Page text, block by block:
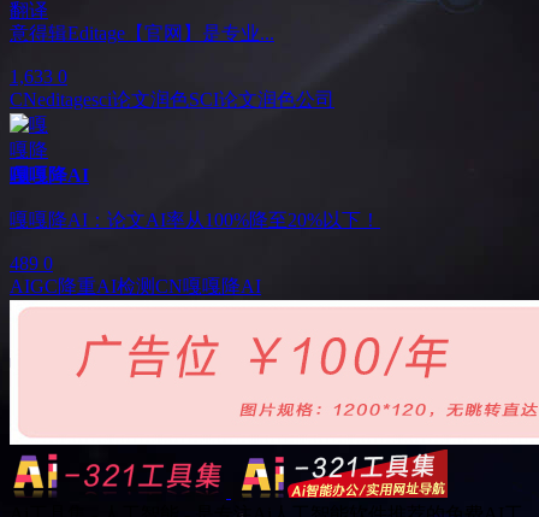
意得辑Editage【官网】是专业...
1,633 0
CNeditagesci论文润色SCI论文润色公司
嘎嘎降AI
嘎嘎降AI：论文AI率从100%降至20%以下！
489 0
AIGC降重AI检测CN嘎嘎降AI